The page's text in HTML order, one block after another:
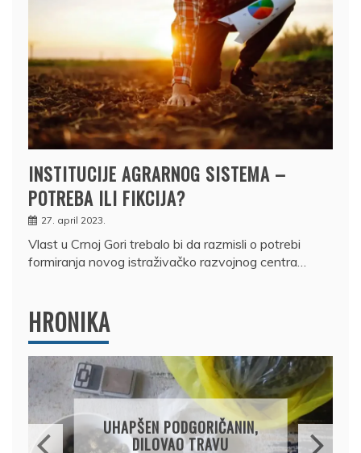
INSTITUCIJE AGRARNOG SISTEMA –
POTREBA ILI FIKCIJA?
27. april 2023.
Vlast u Crnoj Gori trebalo bi da razmisli o potrebi
formiranja novog istraživačko razvojnog centra…
HRONIKA
UHAPŠEN PODGORIČANIN,
DILOVAO TRAVU